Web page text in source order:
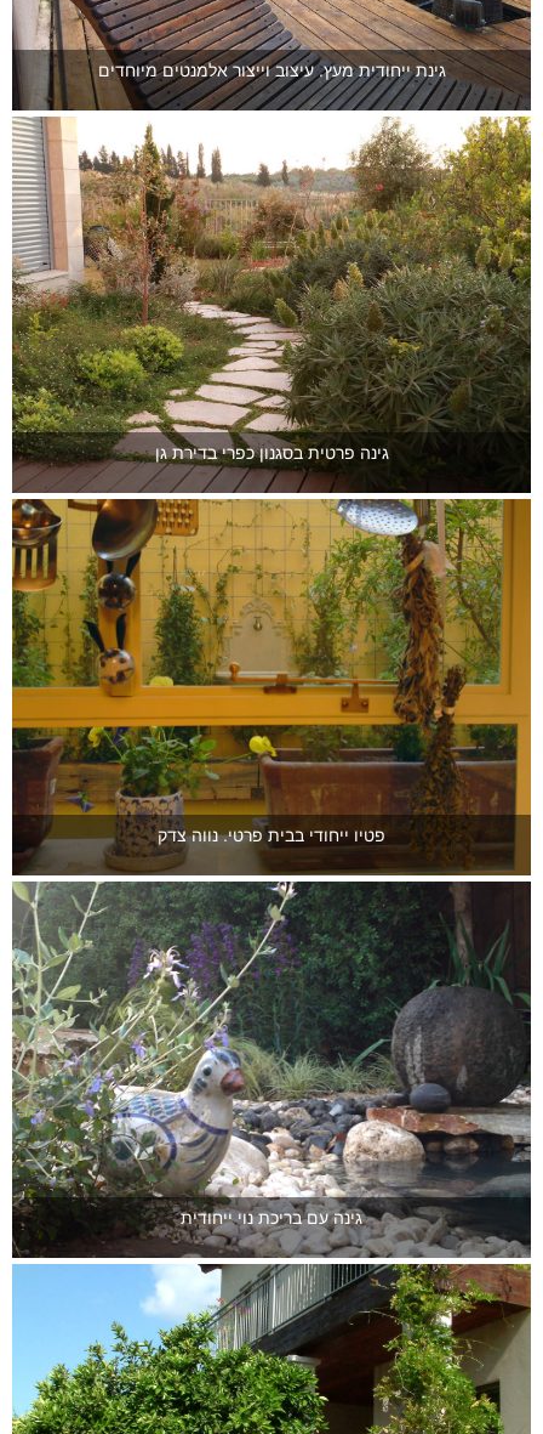
גינת ייחודית מעץ. עיצוב וייצור אלמנטים מיוחדים
גינה פרטית בסגנון כפרי בדירת גן
פטיו ייחודי בבית פרטי. נווה צדק
גינה עם בריכת נוי ייחודית